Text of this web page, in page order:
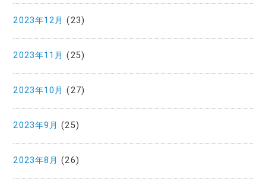
2023年12月 (23)
2023年11月 (25)
2023年10月 (27)
2023年9月 (25)
2023年8月 (26)